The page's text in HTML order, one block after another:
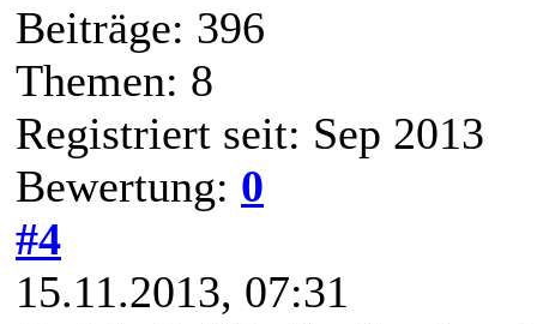
Beiträge: 396
Themen: 8
Registriert seit: Sep 2013
Bewertung: 0
#4
15.11.2013, 07:31